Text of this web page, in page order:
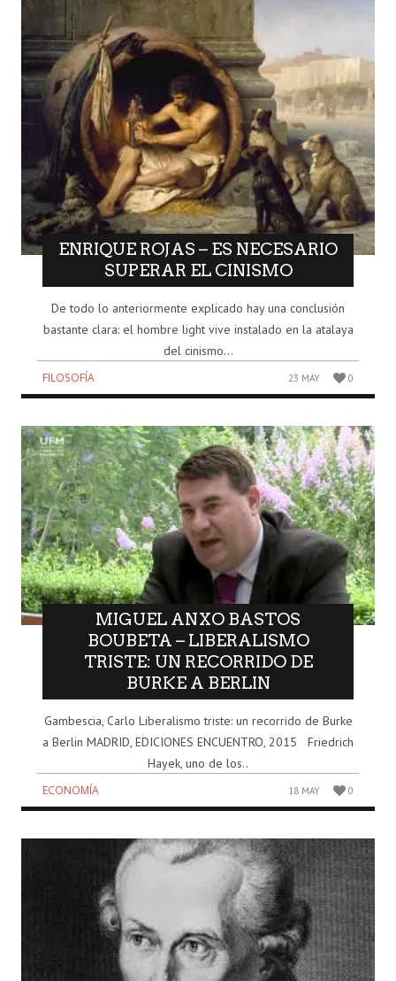
ENRIQUE ROJAS – ES NECESARIO
SUPERAR EL CINISMO
De todo lo anteriormente explicado hay una conclusión
bastante clara: el hombre light vive instalado en la atalaya
del cinismo...
FILOSOFÍA 23 MAY 0
MIGUEL ANXO BASTOS
BOUBETA – LIBERALISMO
TRISTE: UN RECORRIDO DE
BURKE A BERLIN
Gambescia, Carlo Liberalismo triste: un recorrido de Burke
a Berlin MADRID, EDICIONES ENCUENTRO, 2015 Friedrich
Hayek, uno de los..
ECONOMÍA 18 MAY 0